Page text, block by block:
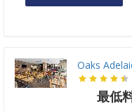
Oaks
最低